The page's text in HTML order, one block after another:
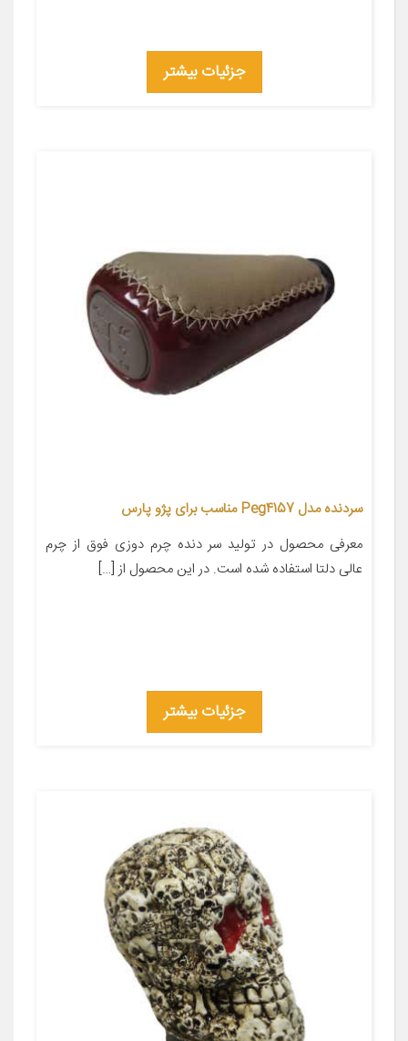
جزئیات بیشتر
سردنده مدل Peg4157 مناسب برای پژو پارس
معرفی محصول در تولید سر دنده چرم دوزی فوق از چرم
عالی دلتا استفاده شده است. در این محصول از […]
جزئیات بیشتر